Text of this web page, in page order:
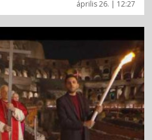
április 26. | 12:27